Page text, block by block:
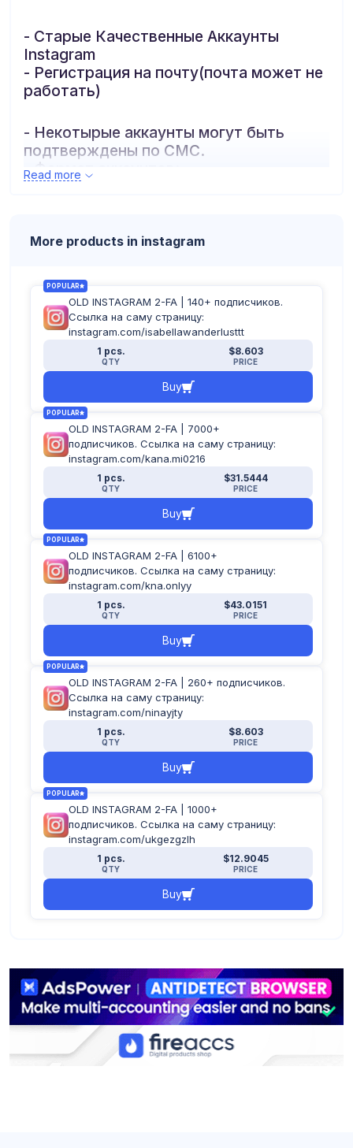
- Старые Качественные Аккаунты
Instagram
- Регистрация на почту(почта может не
работать)
- Некотырые аккаунты могут быть
подтверждены по СМС.
- Формат аккаунтов:
логин:пароль:почта:пароль_почты:2fa
Read more
More products in instagram
POPULAR
OLD INSTAGRAM 2-FA | 140+ подписчиков.
Ссылка на саму страницу:
instagram.com/isabellawanderlusttt
1 pcs.
QTY
$8.603
PRICE
Buy
POPULAR
OLD INSTAGRAM 2-FA | 7000+
подписчиков. Ссылка на саму страницу:
instagram.com/kana.mi0216
1 pcs.
QTY
$31.5444
PRICE
Buy
POPULAR
OLD INSTAGRAM 2-FA | 6100+
подписчиков. Ссылка на саму страницу:
instagram.com/kna.onlyy
1 pcs.
QTY
$43.0151
PRICE
Buy
POPULAR
OLD INSTAGRAM 2-FA | 260+ подписчиков.
Ссылка на саму страницу:
instagram.com/ninayjty
1 pcs.
QTY
$8.603
PRICE
Buy
POPULAR
OLD INSTAGRAM 2-FA | 1000+
подписчиков. Ссылка на саму страницу:
instagram.com/ukgezgzlh
1 pcs.
QTY
$12.9045
PRICE
Buy